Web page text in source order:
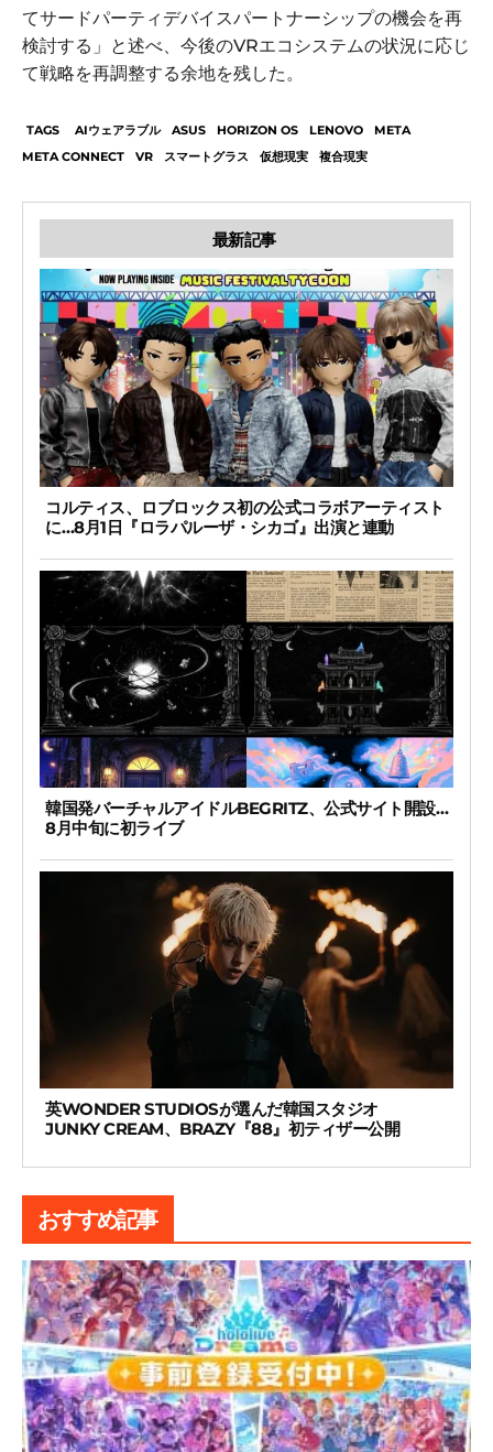
てサードパーティデバイスパートナーシップの機会を再
検討する」と述べ、今後のVRエコシステムの状況に応じ
て戦略を再調整する余地を残した。
TAGS AIウェアラブル ASUS HORIZON OS LENOVO
META
META CONNECT
VR スマートグラス 仮想現実 複合現実
最新記事
コルティス、ロブロックス初の公式コラボアーティスト
に…8月1日『ロラパルーザ・シカゴ』出演と連動
韓国発バーチャルアイドルBEGRITZ、公式サイト開設…
8月中旬に初ライブ
英WONDER STUDIOSが選んだ韓国スタジオ
JUNKY CREAM、BRAZY『88』初ティザー公開
おすすめ記事